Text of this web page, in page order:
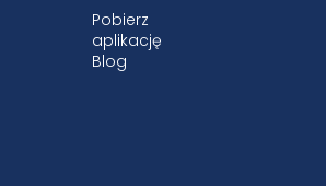
Pobierz
aplikację
Blog